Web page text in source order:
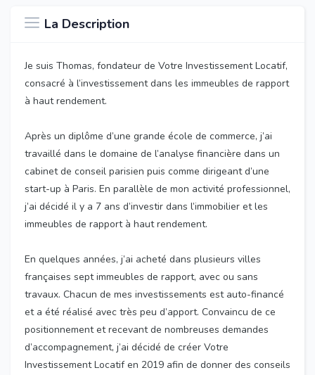
La Description
Je suis Thomas, fondateur de Votre Investissement Locatif,
consacré à l’investissement dans les immeubles de rapport
à haut rendement.
Après un diplôme d’une grande école de commerce, j’ai
travaillé dans le domaine de l’analyse financière dans un
cabinet de conseil parisien puis comme dirigeant d’une
start-up à Paris. En parallèle de mon activité professionnel,
j’ai décidé il y a 7 ans d’investir dans l’immobilier et les
immeubles de rapport à haut rendement.
En quelques années, j’ai acheté dans plusieurs villes
françaises sept immeubles de rapport, avec ou sans
travaux. Chacun de mes investissements est auto-financé
et a été réalisé avec très peu d’apport. Convaincu de ce
positionnement et recevant de nombreuses demandes
d’accompagnement, j’ai décidé de créer Votre
Investissement Locatif en 2019 afin de donner des conseils